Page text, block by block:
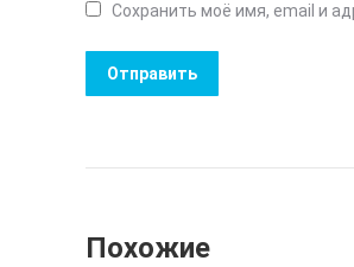
Сохранить моё имя, email и
Похожие